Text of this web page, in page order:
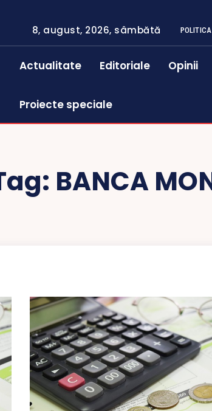
8, august, 2026, sâmbătă POLITICA
Actualitate Editoriale Opinii
Proiecte speciale
BANCA